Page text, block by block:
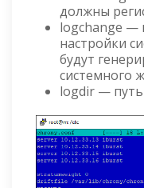
должны
logchange —
настройки
будут
системного
logdir —